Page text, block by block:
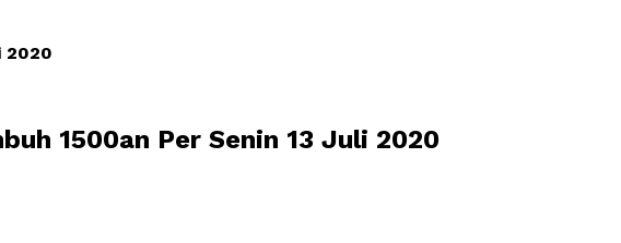
2020
1500an Per Senin 13 Juli 2020